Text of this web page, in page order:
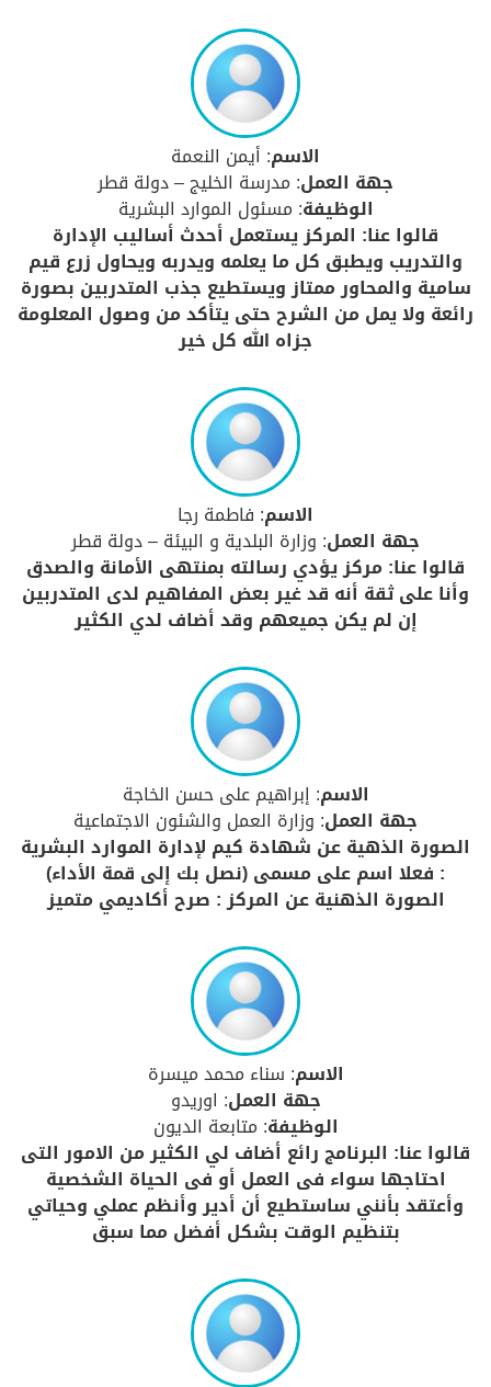
الاسم: أيمن النعمة
جهة العمل: مدرسة الخليج – دولة قطر
الوظيفة: مسئول الموارد البشرية
قالوا عنا: المركز يستعمل أحدث أساليب الإدارة
والتدريب ويطبق كل ما يعلمه ويدربه ويحاول زرع قيم
سامية والمحاور ممتاز ويستطيع جذب المتدربين بصورة
رائعة ولا يمل من الشرح حتى يتأكد من وصول المعلومة
جزاه الله كل خير
الاسم: فاطمة رجا
جهة العمل: وزارة البلدية و البيئة – دولة قطر
قالوا عنا: مركز يؤدي رسالته بمنتهى الأمانة والصدق
وأنا على ثقة أنه قد غير بعض المفاهيم لدى المتدربين
إن لم يكن جميعهم وقد أضاف لدي الكثير
الاسم: إبراهيم على حسن الخاجة
جهة العمل: وزارة العمل والشئون الاجتماعية
الصورة الذهية عن شهادة كيم لإدارة الموارد البشرية
: فعلا اسم على مسمى (نصل بك إلى قمة الأداء)
الصورة الذهنية عن المركز : صرح أكاديمي متميز
الاسم: سناء محمد ميسرة
جهة العمل: اوريدو
الوظيفة: متابعة الديون
قالوا عنا: البرنامج رائع أضاف لي الكثير من الامور التى
احتاجها سواء فى العمل أو فى الحياة الشخصية
وأعتقد بأنني ساستطيع أن أدير وأنظم عملي وحياتي
بتنظيم الوقت بشكل أفضل مما سبق